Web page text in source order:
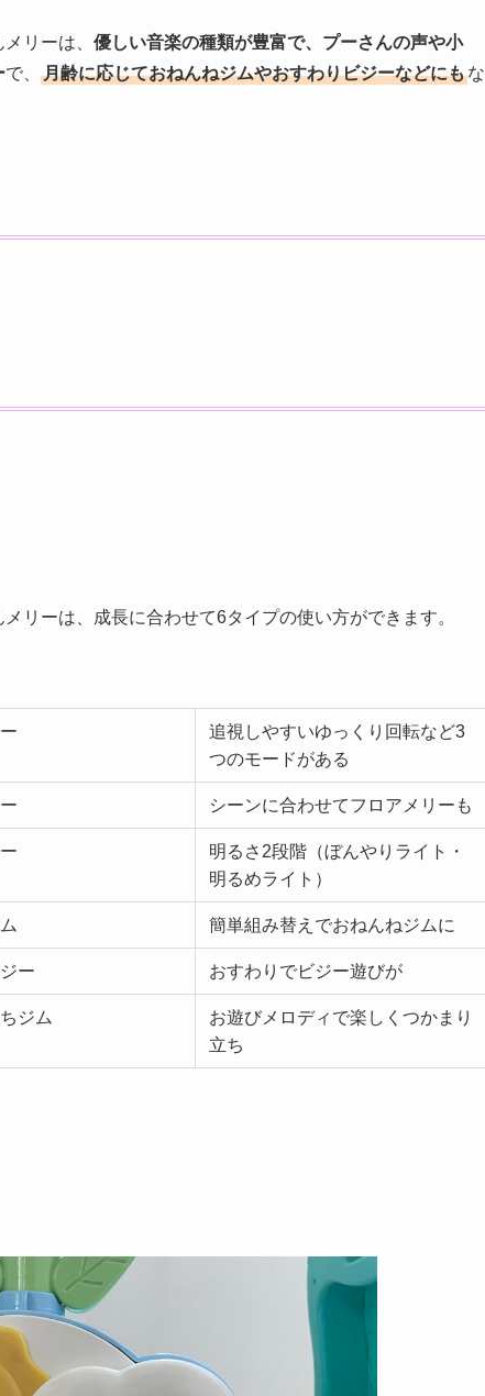
リーは、 優しい音楽の種類が豊富で、プーさんの声や小
で、 月齢に応じておねんねジムやおすわりビジーなどにもな
リーは、成長に合わせて6タイプの使い方ができます。
追視しやすいゆっくり回転など3
つのモードがある
シーンに合わせてフロアメリーも
明るさ2段階（ぼんやりライト・
明るめライト）
簡単組み替えでおねんねジムに
ー おすわりでビジー遊びが
ジム
お遊びメロディで楽しくつかまり
立ち